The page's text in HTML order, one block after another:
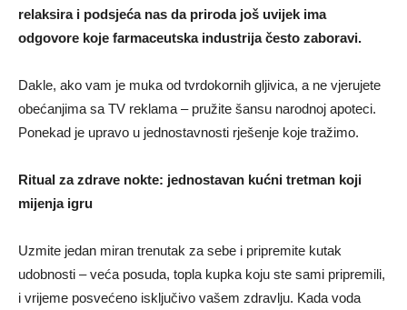
relaksira i podsjeća nas da priroda još uvijek ima
odgovore koje farmaceutska industrija često zaboravi.
Dakle, ako vam je muka od tvrdokornih gljivica, a ne vjerujete
obećanjima sa TV reklama – pružite šansu narodnoj apoteci.
Ponekad je upravo u jednostavnosti rješenje koje tražimo.
Ritual za zdrave nokte: jednostavan kućni tretman koji
mijenja igru
Uzmite jedan miran trenutak za sebe i pripremite kutak
udobnosti – veća posuda, topla kupka koju ste sami pripremili,
i vrijeme posvećeno isključivo vašem zdravlju. Kada voda